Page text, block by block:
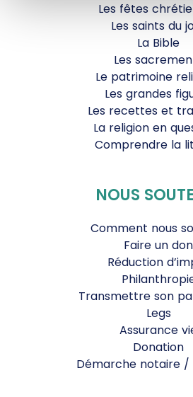
Les fêtes
Les saints du
La Bible
Les
Le patrimoine
Les grandes
Les recettes et
La religion en
Comprendre la
NOUS
Comment nous
Faire un don
Réduction
Transmettre son
Legs
Assurance
Donation
Démarche notaire /